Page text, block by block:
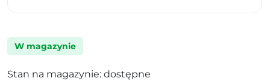
W magazynie
Stan na magazynie: dostępne